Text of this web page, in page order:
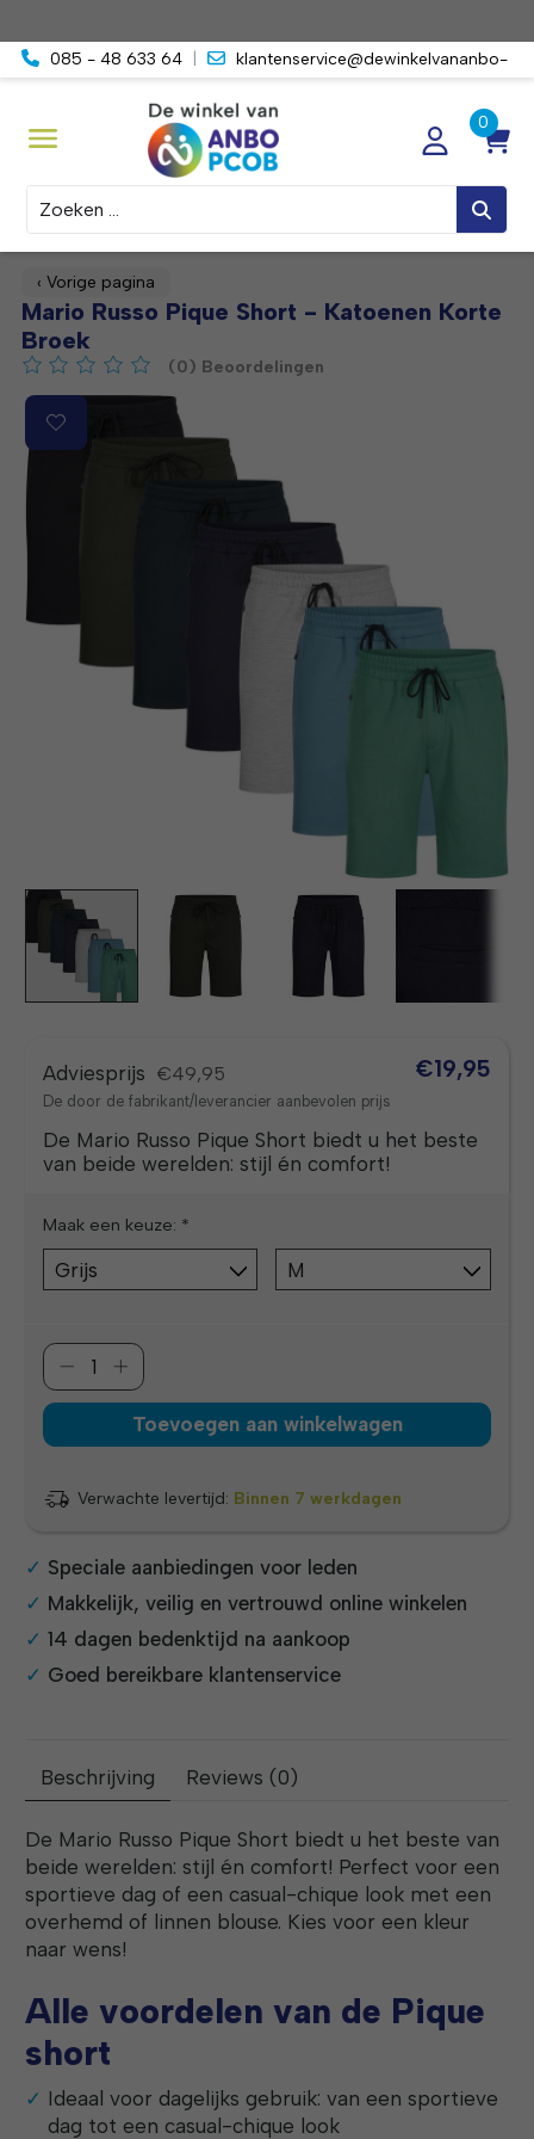
085 - 48 633 64
klantenservice@dewinkelvananbo-
Zoeken
‹ Vorige pagina
Mario Russo Pique Short - Katoenen Korte
Broek
De beoordeling van dit product is0van de 5
(0) Beoordelingen
Product image slideshow Items
Adviesprijs €49,95
De door de fabrikant/leverancier aanbevolen prijs
€19,95
De Mario Russo Pique Short biedt u het beste
van beide werelden: stijl én comfort!
Maak een keuze: *
Toevoegen aan winkelwagen
Verwachte levertijd: Binnen 7 werkdagen
Speciale aanbiedingen voor leden
Makkelijk, veilig en vertrouwd online winkelen
14 dagen bedenktijd na aankoop
Goed bereikbare klantenservice
Beschrijving Reviews (0)
De Mario Russo Pique Short biedt u het beste van
beide werelden: stijl én comfort! Perfect voor een
sportieve dag of een casual-chique look met een
overhemd of linnen blouse. Kies voor een kleur
naar wens!
Alle voordelen van de Pique
short
Ideaal voor dagelijks gebruik: van een sportieve
dag tot een casual-chique look